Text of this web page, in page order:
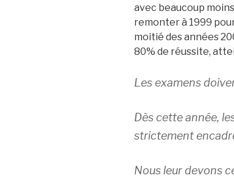
avec beaucoup
remonter à 1999
moitié des années
80% de réussite,
Les examens
Dès cette année,
strictement
Nous leur devons